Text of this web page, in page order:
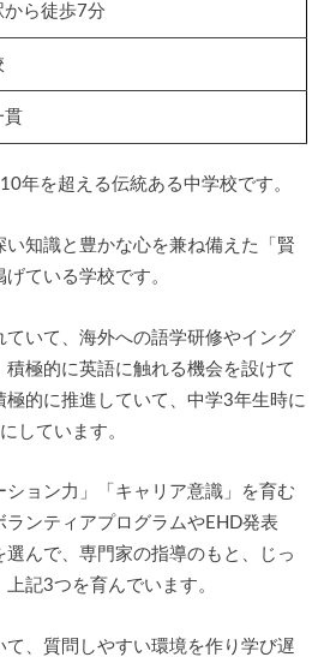
から徒歩7分
貫
年を超える伝統ある中学校です。
知識と豊かな心を兼ね備えた「賢
ている学校です。
ていて、海外への語学研修やイング
積極的に英語に触れる機会を設けて
的に推進していて、中学3年生時に
しています。
ション力」「キャリア意識」を育む
ランティアプログラムやEHD発表
んで、専門家の指導のもと、じっ
記3つを育んでいます。
、質問しやすい環境を作り学び遅